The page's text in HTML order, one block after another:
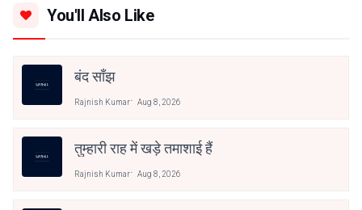
You'll Also Like
बंद साँझ
Rajnish Kumar Aug 8, 2026
तुम्हारी राह में खड़े तमाशाई हैं
Rajnish Kumar Aug 8, 2026